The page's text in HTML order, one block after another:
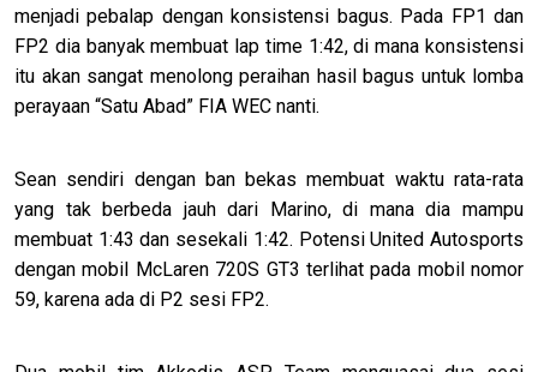
menjadi pebalap dengan konsistensi bagus. Pada FP1 dan
FP2 dia banyak membuat lap time 1:42, di mana konsistensi
itu akan sangat menolong peraihan hasil bagus untuk lomba
perayaan “Satu Abad” FIA WEC nanti.
Sean sendiri dengan ban bekas membuat waktu rata-rata
yang tak berbeda jauh dari Marino, di mana dia mampu
membuat 1:43 dan sesekali 1:42. Potensi United Autosports
dengan mobil McLaren 720S GT3 terlihat pada mobil nomor
59, karena ada di P2 sesi FP2.